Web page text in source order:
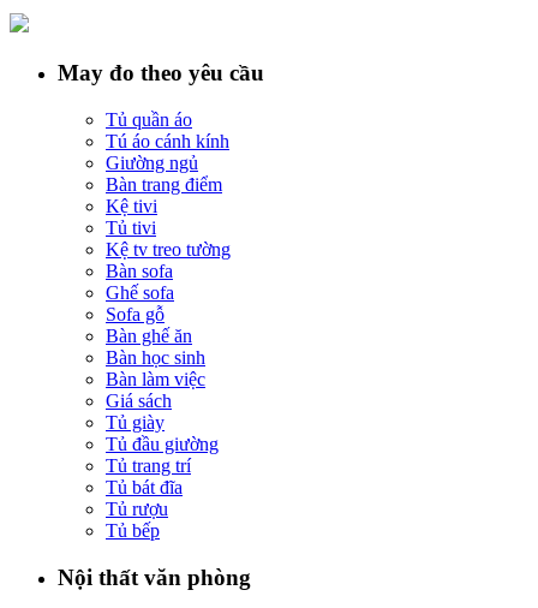
May đo theo yêu cầu
Tủ quần áo
Tú áo cánh kính
Giường ngủ
Bàn trang điểm
Kệ tivi
Tủ tivi
Kệ tv treo tường
Bàn sofa
Ghế sofa
Sofa gỗ
Bàn ghế ăn
Bàn học sinh
Bàn làm việc
Giá sách
Tủ giày
Tủ đầu giường
Tủ trang trí
Tủ bát đĩa
Tủ rượu
Tủ bếp
Nội thất văn phòng